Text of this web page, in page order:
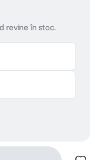
revine în stoc.